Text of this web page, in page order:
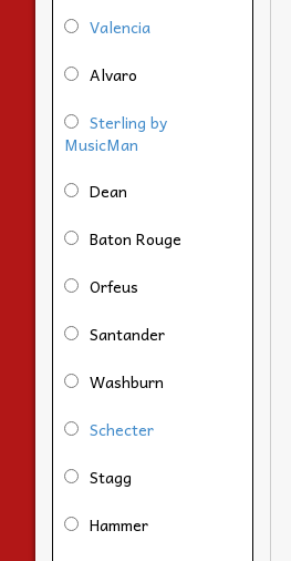
Valencia
Alvaro
Sterling by
MusicMan
Dean
Baton Rouge
Orfeus
Santander
Washburn
Schecter
Stagg
Hammer